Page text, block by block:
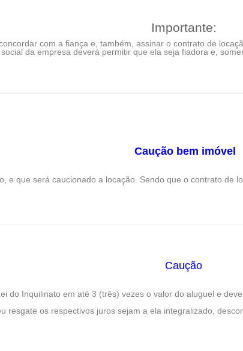
Importante:
com a fiança e, também, assinar o contrato de
da empresa deverá permitir que ela seja fiadora e,
Caução bem imóvel
será caucionado a locação. Sendo que o contrato de
Caução
Inquilinato em até 3 (três) vezes o valor do aluguel e
os respectivos juros sejam a ela integralizado,